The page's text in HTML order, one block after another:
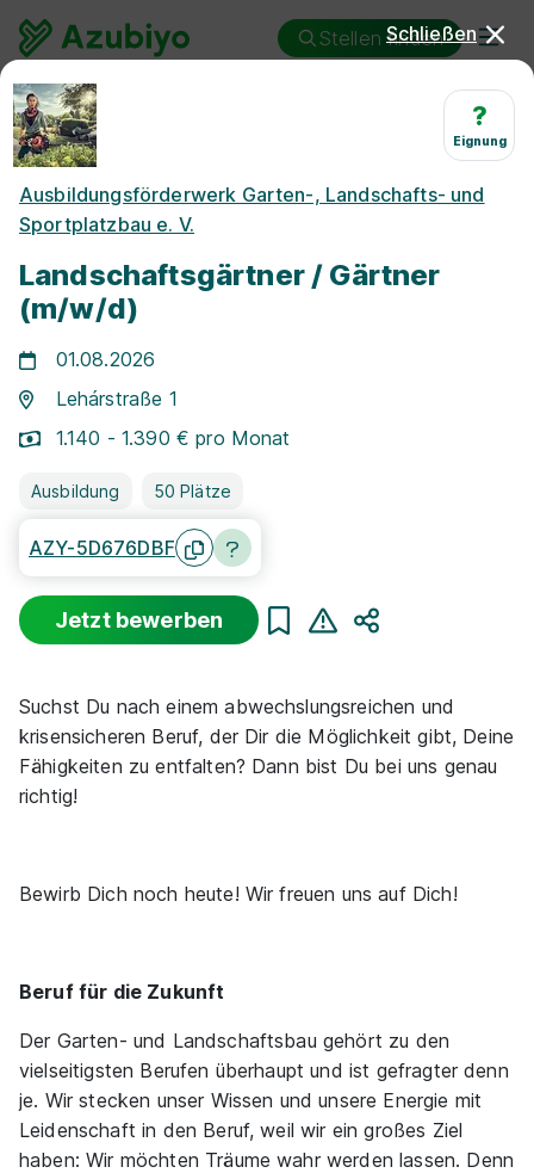
Stellen finden
Ausbildung
Ausbildung
Landschaftsgärtner/in 2026
& 2027: Freie
Ausbildungsplätze
Freie Stellen finden
Suche zurücksetzen
459 Ausbildungsplätze
Landschaftsgärtner / Gärtner (m/w/d)
Knüppel Garten- und Landschaftsbaumeister
01.08.2027
21149 Hamburg
Schließen
?
Eignung
Ausbildungsförderwerk Garten-, Landschafts- und
Sportplatzbau e. V.
Landschaftsgärtner / Gärtner
(m/w/d)
01.08.2026
Lehárstraße 1
1.140 - 1.390 € pro Monat
Ausbildung 50 Plätze
AZY-5D676DBF
Jetzt bewerben
Suchst Du nach einem abwechslungsreichen und
krisensicheren Beruf, der Dir die Möglichkeit gibt, Deine
Fähigkeiten zu entfalten? Dann bist Du bei uns genau
richtig!
Bewirb Dich noch heute! Wir freuen uns auf Dich!
Beruf für die Zukunft
Der Garten- und Landschaftsbau gehört zu den
vielseitigsten Berufen überhaupt und ist gefragter denn
je. Wir stecken unser Wissen und unsere Energie mit
Leidenschaft in den Beruf, weil wir ein großes Ziel
haben: Wir möchten Träume wahr werden lassen. Denn